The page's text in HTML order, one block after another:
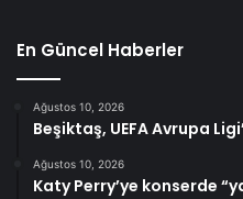
En Güncel Haberler
Ağustos 10, 2026
Beşiktaş, UEFA Avrupa
Ağustos 10, 2026
Katy Perry’ye konserde